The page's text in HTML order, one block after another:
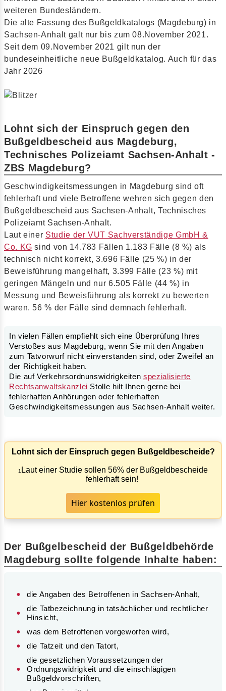
weiteren Bundesländern.
Die alte Fassung des Bußgeldkatalogs (Magdeburg) in
Sachsen-Anhalt galt nur bis zum 08.November 2021.
Seit dem 09.November 2021 gilt nun der
bundeseinheitliche neue Bußgeldkatalog. Auch für das
Jahr 2026
Lohnt sich der Einspruch gegen den
Bußgeldbescheid aus Magdeburg,
Technisches Polizeiamt Sachsen-Anhalt -
ZBS Magdeburg?
Geschwindigkeitsmessungen in Magdeburg sind oft
fehlerhaft und viele Betroffene wehren sich gegen den
Bußgeldbescheid aus Sachsen-Anhalt, Technisches
Polizeiamt Sachsen-Anhalt.
Laut einer Studie der VUT Sachverständige GmbH &
Co. KG sind von 14.783 Fällen 1.183 Fälle (8 %) als
technisch nicht korrekt, 3.696 Fälle (25 %) in der
Beweisführung mangelhaft, 3.399 Fälle (23 %) mit
geringen Mängeln und nur 6.505 Fälle (44 %) in
Messung und Beweisführung als korrekt zu bewerten
waren. 56 % der Fälle sind demnach fehlerhaft.
In vielen Fällen empfiehlt sich eine Überprüfung Ihres
Verstoßes aus Magdeburg, wenn Sie mit den Angaben
zum Tatvorwurf nicht einverstanden sind, oder Zweifel an
der Richtigkeit haben.
Die auf Verkehrsordnunswidrigkeitenspezialisierte
Rechtsanwaltskanzlei Stolle hilt Ihnen gerne bei
fehlerhaften Anhörungen oder fehlerhaften
Geschwindigkeitsmessungen aus Sachsen-Anhalt weiter.
Lohnt sich der Einspruch gegen Bußgeldbescheide?
1 Laut einer Studie sollen 56% der Bußgeldbescheide
fehlerhaft sein!
Hier kostenlos prüfen
Der Bußgelbescheid der Bußgeldbehörde
Magdeburg sollte folgende Inhalte haben:
die Angaben des Betroffenen in Sachsen-Anhalt,
die Tatbezeichnung in tatsächlicher und rechtlicher
Hinsicht,
was dem Betroffenen vorgeworfen wird,
die Tatzeit und den Tatort,
die gesetzlichen Voraussetzungen der
Ordnungswidrigkeit und die einschlägigen
Bußgeldvorschriften,